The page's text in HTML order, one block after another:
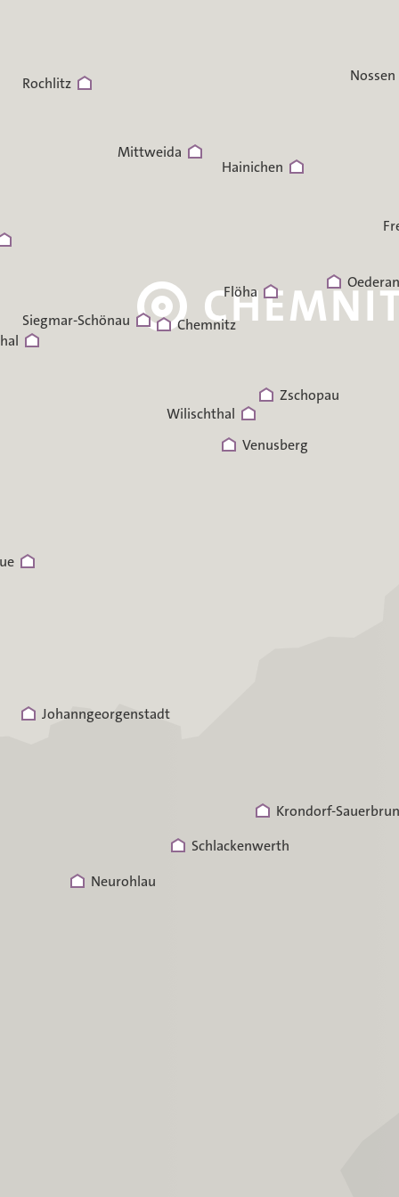
Oederan
Zschopau
Wilischthal
Venusberg
Siegmar-Schönau
Schlackenwerth
Rochlitz Nossen
Neurohlau
Mittweida
Krondorf-
Johanngeorgenstadt
Flöha
Hainichen
Chemnitz